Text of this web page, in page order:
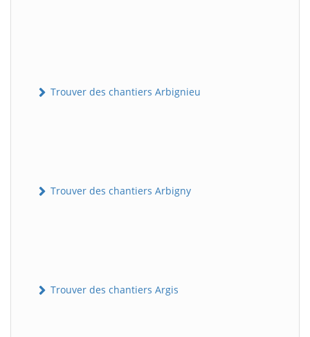
Trouver des chantiers Arbignieu
Trouver des chantiers Arbigny
Trouver des chantiers Argis